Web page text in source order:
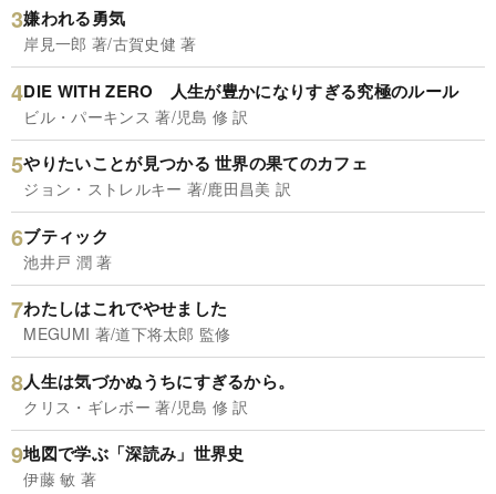
嫌われる勇気
岸見一郎 著/古賀史健 著
DIE WITH ZERO 人生が豊かになりすぎる究極のルール
ビル・パーキンス 著/児島 修 訳
やりたいことが見つかる 世界の果てのカフェ
ジョン・ストレルキー 著/鹿田昌美 訳
ブティック
池井戸 潤 著
わたしはこれでやせました
MEGUMI 著/道下将太郎 監修
人生は気づかぬうちにすぎるから。
クリス・ギレボー 著/児島 修 訳
地図で学ぶ「深読み」世界史
伊藤 敏 著